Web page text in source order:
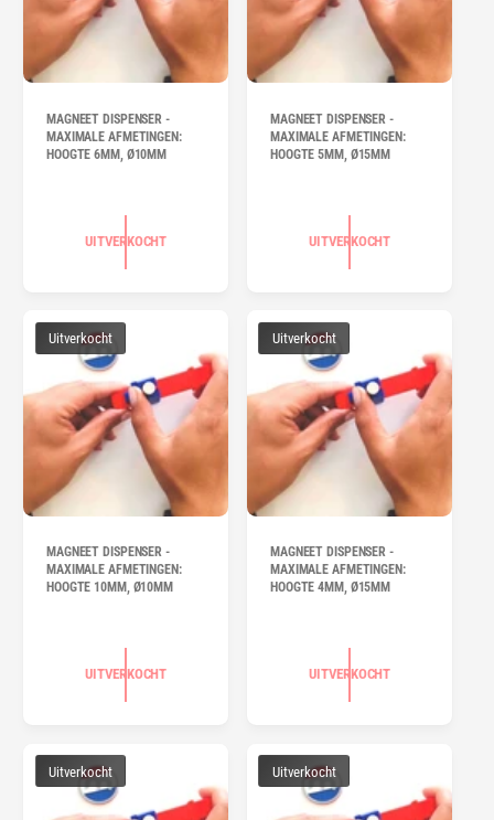
MAGNEET DISPENSER -
MAXIMALE AFMETINGEN:
HOOGTE 6MM, Ø10MM
UITVERKOCHT
MAGNEET DISPENSER -
MAXIMALE AFMETINGEN:
HOOGTE 5MM, Ø15MM
UITVERKOCHT
Uitverkocht
MAGNEET DISPENSER -
MAXIMALE AFMETINGEN:
HOOGTE 10MM, Ø10MM
UITVERKOCHT
Uitverkocht
MAGNEET DISPENSER -
MAXIMALE AFMETINGEN:
HOOGTE 4MM, Ø15MM
UITVERKOCHT
Uitverkocht Uitverkocht